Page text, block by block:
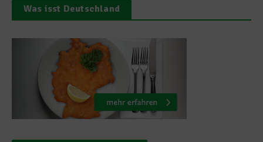
Was isst Deutschland